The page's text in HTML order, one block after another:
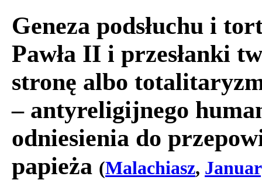
Geneza podsłuchu i
Pawła II i przesłanki
stronę albo
– antyreligijnego
odniesienia do
papieża (Malachiasz,